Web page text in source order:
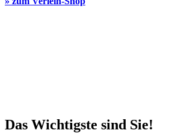
Das Wichtigste sind Sie!